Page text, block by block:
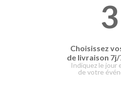
3
Choisissez
de livraison 7j/
Indiquez le jour
de votre